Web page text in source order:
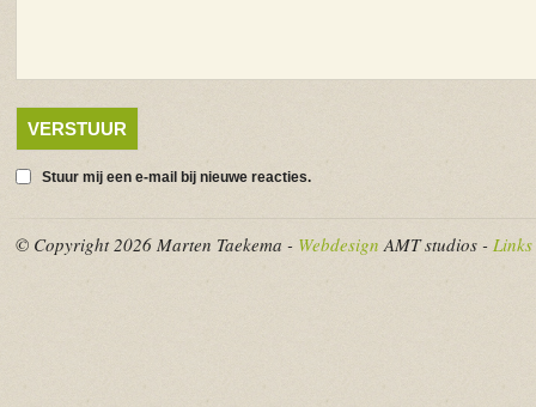
Stuur mij een e-mail bij nieuwe reacties.
© Copyright 2026 Marten Taekema - Webdesign AMT studios - Links